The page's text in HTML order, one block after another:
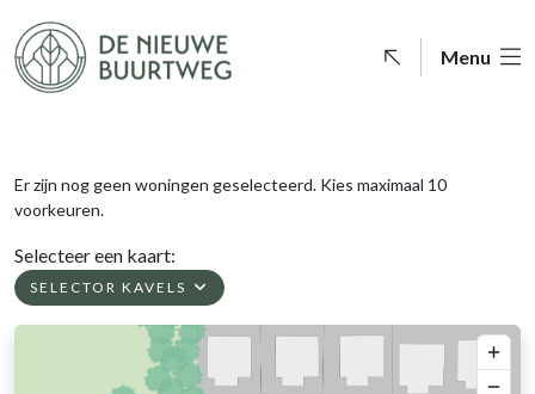
Menu
Er zijn nog geen woningen geselecteerd. Kies maximaal 10
voorkeuren.
Selecteer een kaart:
SELECTOR KAVELS